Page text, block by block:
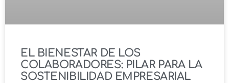
EL BIENESTAR DE LOS
COLABORADORES: PILAR PARA LA
SOSTENIBILIDAD EMPRESARIAL